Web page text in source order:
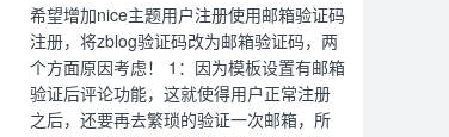
希望增加nice主题用户注册使用邮箱验证码
注册，将zblog验证码改为邮箱验证码，两
个方面原因考虑！ 1：因为模板设置有邮箱
验证后评论功能，这就使得用户正常注册
之后，还要再去繁琐的验证一次邮箱，所